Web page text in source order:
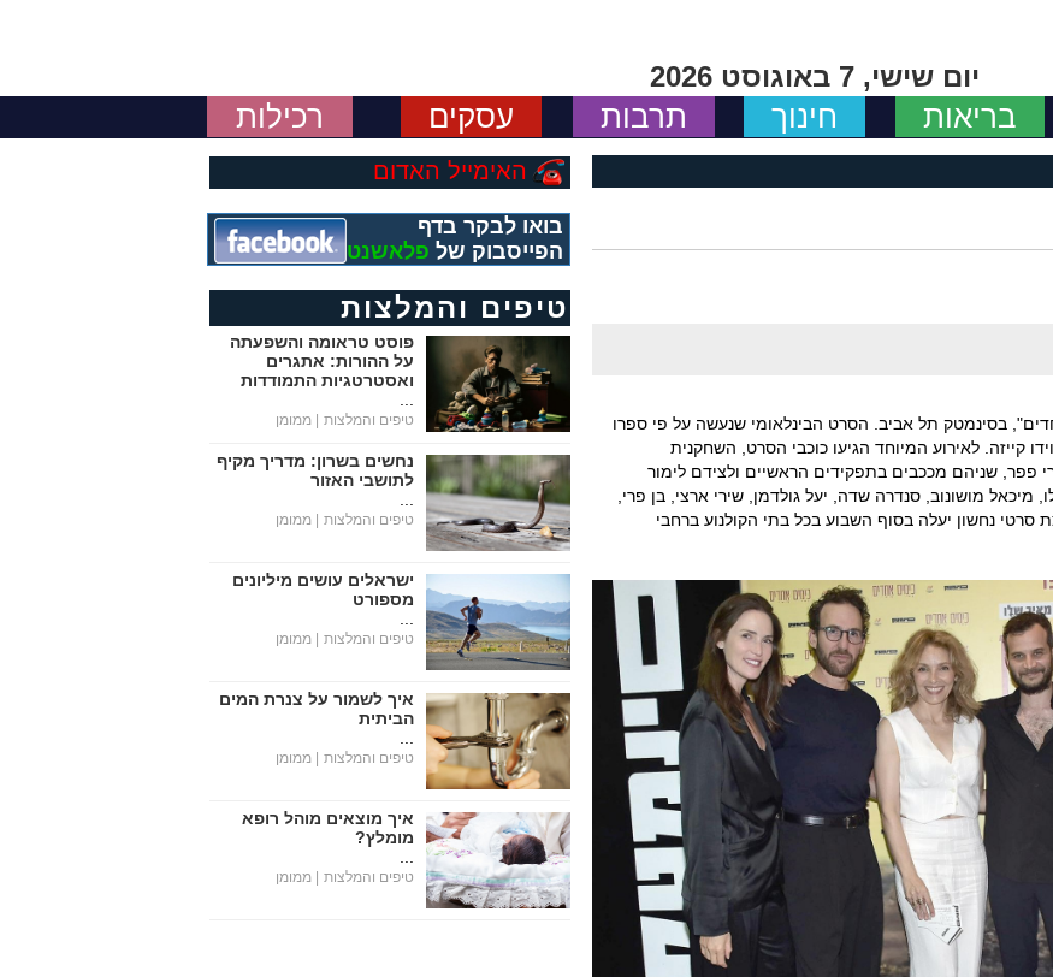
יום שישי, 7 באוגוסט 2026
בריאות חינוך תרבות עסקים רכילות
בסינמטק תל אביב. הסרט הבינלאומי שנעשה על פי ספרו
קייזה. לאירוע המיוחד הגיעו כוכבי הסרט, השחקנית
פפר, שניהם מככבים בתפקידים הראשיים ולצידם לימור
מיכאל מושונוב, סנדרה שדה, יעל גולדמן, שירי ארצי, בן פרי,
נחשון יעלה בסוף השבוע בכל בתי הקולנוע ברחבי
האימייל האדום
בואו לבקר בדף
הפייסבוק של פלאשנט
טיפים והמלצות
פוסט טראומה והשפעתה
על ההורות: אתגרים
ואסטרטגיות התמודדות
טיפים והמלצות | ממומן
נחשים בשרון: מדריך מקיף
לתושבי האזור
טיפים והמלצות | ממומן
ישראלים עושים מיליונים
מספורט
טיפים והמלצות | ממומן
איך לשמור על צנרת המים
הביתית
טיפים והמלצות | ממומן
איך מוצאים מוהל רופא
מומלץ?
טיפים והמלצות | ממומן